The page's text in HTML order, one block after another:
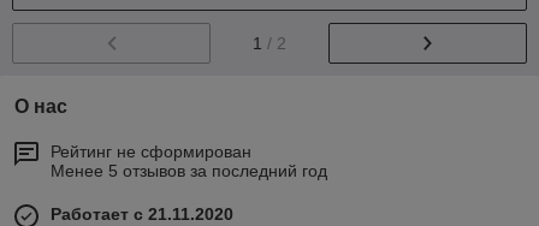
1 / 2
О нас
Рейтинг не сформирован
Менее 5 отзывов за последний год
Работает с 21.11.2020